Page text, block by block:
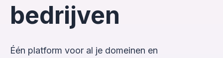
bedrijven
Één platform voor al je domeinen en